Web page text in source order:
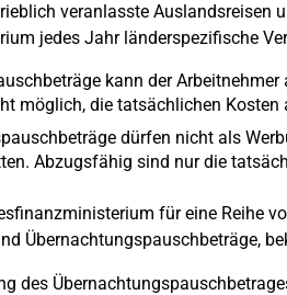
veranlasste
jedes Jahr länderspezifische
kann der
möglich, die tatsächlichen
dürfen nicht als
Abzugsfähig sind nur die
für eine Reihe
Übernachtungspauschbeträge,
des